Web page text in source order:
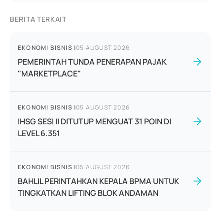
BERITA TERKAIT
EKONOMI BISNIS |05 AUGUST 2026
PEMERINTAH TUNDA PENERAPAN PAJAK
"MARKETPLACE"
EKONOMI BISNIS |05 AUGUST 2026
IHSG SESI II DITUTUP MENGUAT 31 POIN DI
LEVEL 6.351
EKONOMI BISNIS |05 AUGUST 2026
BAHLIL PERINTAHKAN KEPALA BPMA UNTUK
TINGKATKAN LIFTING BLOK ANDAMAN